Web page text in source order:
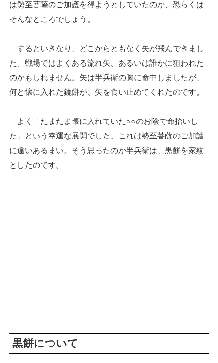
は勢至菩薩のご加護を得ようとしていたのか、恐らくは
そんなところでしょう。
するといきなり、どこからともなく矢が飛んできまし
た。戦場ではよくある流れ矢、あるいは誰かに狙われた
のかもしれません。矢は半兵衛の胸に命中しましたが、
何と懐に入れた鏡餅が、矢を食い止めてくれたのです。
よく「たまたま懐に入れていた○○のお陰で命拾いし
た」という幸運な展開でした。これは勢至菩薩のご加護
に違いあるまい。そう思ったのか半兵衛は、黒餅を家紋
としたのです。
黒餅について